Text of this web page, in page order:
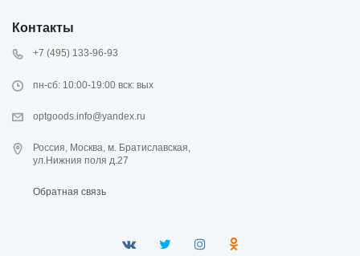
Контакты
+7 (495) 133-96-93
пн-сб: 10:00-19:00 вск: вых
optgoods.info@yandex.ru
Россия, Москва, м. Братиславская,
ул.Нижния поля д.27
Обратная связь